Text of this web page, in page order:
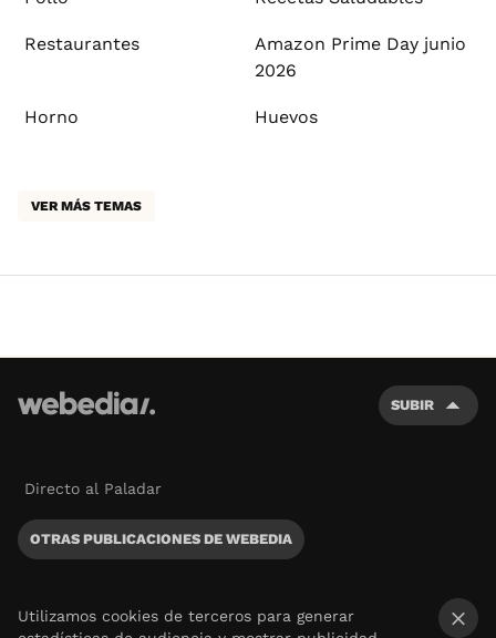
Restaurantes
Amazon Prime Day junio
2026
Horno Huevos
VER MÁS TEMAS
SUBIR
Directo al Paladar
OTRAS PUBLICACIONES DE WEBEDIA
Utilizamos cookies de terceros para generar